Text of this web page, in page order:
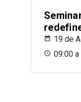
19 de
09:00